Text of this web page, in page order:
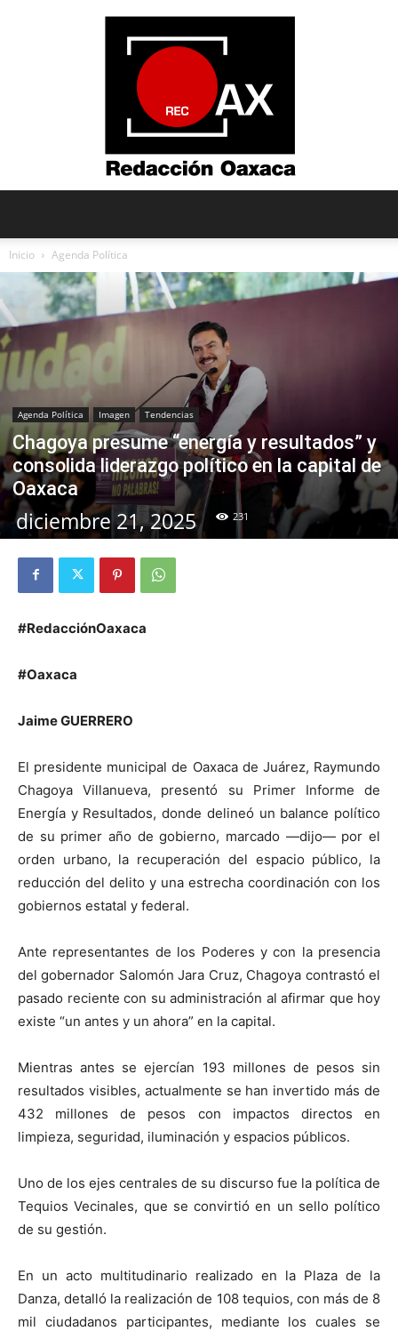
Oaxaca
Inicio Agenda Política
Agenda Política Imagen Tendencias
Chagoya presume “energía y resultados” y
consolida liderazgo político en la capital de
Oaxaca
diciembre 21, 2025 231
#RedacciónOaxaca
#Oaxaca
Jaime GUERRERO
El presidente municipal de Oaxaca de Juárez, Raymundo
Chagoya Villanueva, presentó su Primer Informe de
Energía y Resultados, donde delineó un balance político
de su primer año de gobierno, marcado —dijo— por el
orden urbano, la recuperación del espacio público, la
reducción del delito y una estrecha coordinación con los
gobiernos estatal y federal.
Ante representantes de los Poderes y con la presencia
del gobernador Salomón Jara Cruz, Chagoya contrastó el
pasado reciente con su administración al afirmar que hoy
existe “un antes y un ahora” en la capital.
Mientras antes se ejercían 193 millones de pesos sin
resultados visibles, actualmente se han invertido más de
432 millones de pesos con impactos directos en
limpieza, seguridad, iluminación y espacios públicos.
Uno de los ejes centrales de su discurso fue la política de
Tequios Vecinales, que se convirtió en un sello político
de su gestión.
En un acto multitudinario realizado en la Plaza de la
Danza, detalló la realización de 108 tequios, con más de 8
mil ciudadanos participantes, mediante los cuales se